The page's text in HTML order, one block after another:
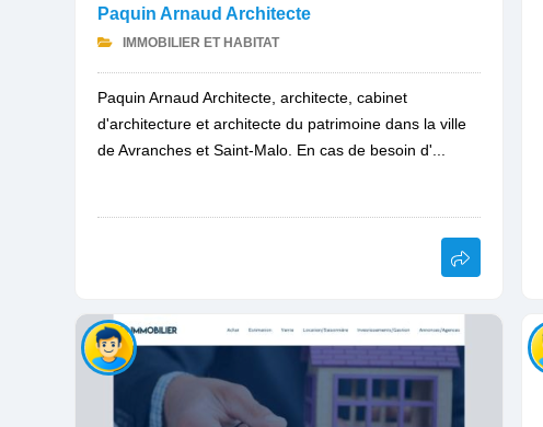
Paquin Arnaud Architecte
IMMOBILIER ET HABITAT
Paquin Arnaud Architecte, architecte, cabinet
d'architecture et architecte du patrimoine dans la ville
de Avranches et Saint-Malo. En cas de besoin d'...